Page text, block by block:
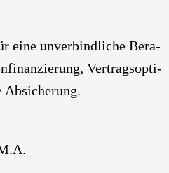
eine unver­bind­li­che Bera­
Ver­trags­op­ti­
Absi­che­rung.